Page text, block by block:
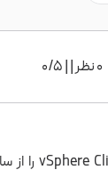
0 نظر | | 0/5